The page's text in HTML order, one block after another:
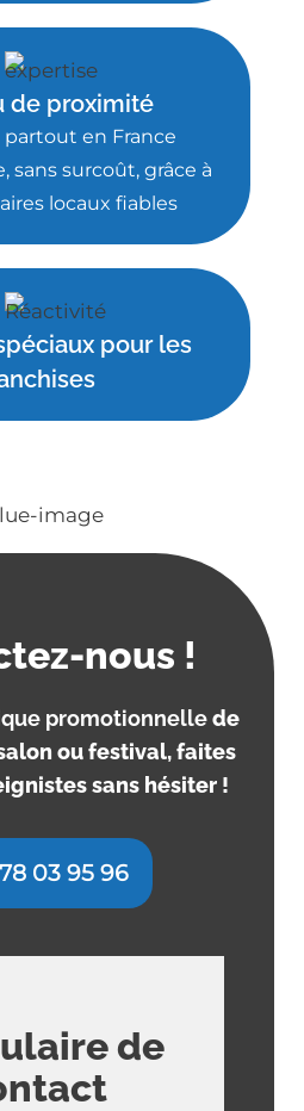
de proximité
partout en France
sans surcoût, grâce à
locaux fiables
pour les
nous !
promotionnellede
ou festival, faites
sans hésiter !
03 95 96
de